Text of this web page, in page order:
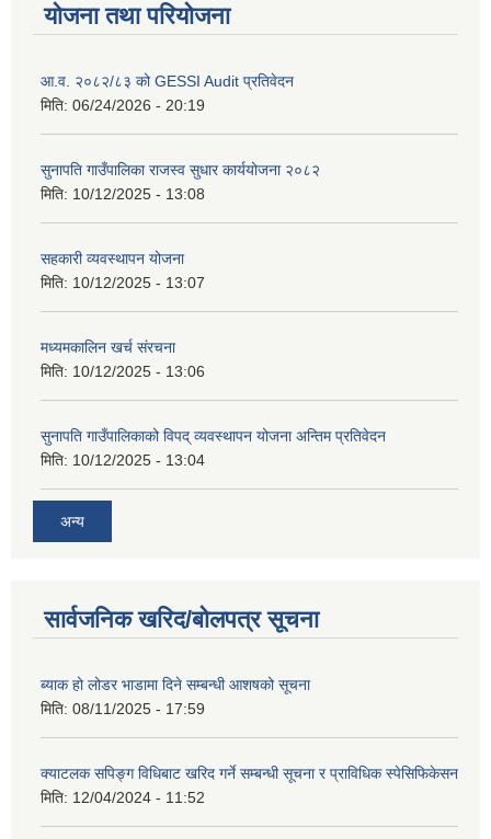
योजना तथा परियोजना
आ.व. २०८२/८३ को GESSI Audit प्रतिवेदन
मिति: 06/24/2026 - 20:19
सुनापति गाउँपालिका राजस्व सुधार कार्ययोजना २०८२
मिति: 10/12/2025 - 13:08
सहकारी व्यवस्थापन योजना
मिति: 10/12/2025 - 13:07
मध्यमकालिन खर्च संरचना
मिति: 10/12/2025 - 13:06
सुनापति गाउँपालिकाको विपद् व्यवस्थापन योजना अन्तिम प्रतिवेदन
मिति: 10/12/2025 - 13:04
अन्य
सार्वजनिक खरिद/बोलपत्र सूचना
ब्याक हो लोडर भाडामा दिने सम्बन्धी आशषको सूचना
मिति: 08/11/2025 - 17:59
क्याटलक सपिङ्ग विधिबाट खरिद गर्ने सम्बन्धी सूचना र प्राविधिक स्पेसिफिकेसन
मिति: 12/04/2024 - 11:52